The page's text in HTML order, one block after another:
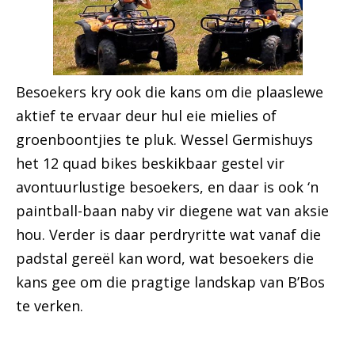
Besoekers kry ook die kans om die plaaslewe
aktief te ervaar deur hul eie mielies of
groenboontjies te pluk. Wessel Germishuys
het 12 quad bikes beskikbaar gestel vir
avontuurlustige besoekers, en daar is ook ‘n
paintball-baan naby vir diegene wat van aksie
hou. Verder is daar perdryritte wat vanaf die
padstal gereël kan word, wat besoekers die
kans gee om die pragtige landskap van B’Bos
te verken.